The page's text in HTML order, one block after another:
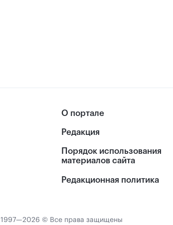
О портале
Редакция
Порядок использования
материалов сайта
Редакционная политика
1997—2026 © Все права защищены